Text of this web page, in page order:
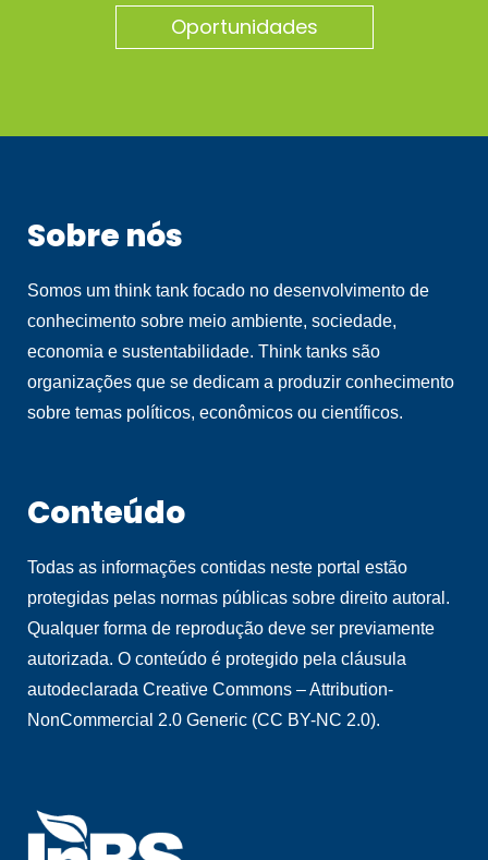
Oportunidades
Sobre nós
Somos um think tank focado no desenvolvimento de
conhecimento sobre meio ambiente, sociedade,
economia e sustentabilidade. Think tanks são
organizações que se dedicam a produzir conhecimento
sobre temas políticos, econômicos ou científicos.
Conteúdo
Todas as informações contidas neste portal estão
protegidas pelas normas públicas sobre direito autoral.
Qualquer forma de reprodução deve ser previamente
autorizada. O conteúdo é protegido pela cláusula
autodeclarada Creative Commons – Attribution-
NonCommercial 2.0 Generic (CC BY-NC 2.0).